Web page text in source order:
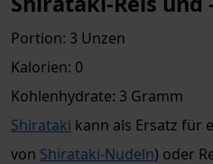
Portion: 3 Unzen
Kalorien: 0
Kohlenhydrate: 3 Gramm
Shirataki kann als Ersatz für
von Shirataki-Nudeln) oder